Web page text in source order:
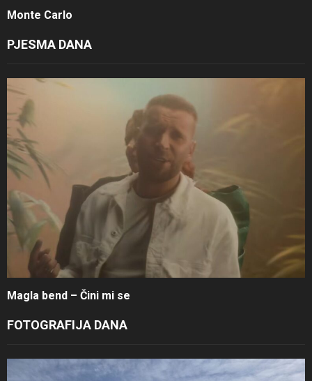
Monte Carlo
PJESMA DANA
Magla bend – Čini mi se
FOTOGRAFIJA DANA